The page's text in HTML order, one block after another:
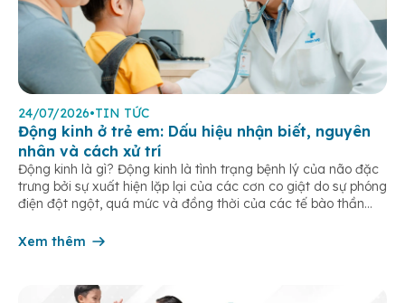
24/07/2026•TIN TỨC
Động kinh ở trẻ em: Dấu hiệu nhận biết, nguyên
nhân và cách xử trí
Động kinh là gì? Động kinh là tình trạng bệnh lý của não đặc
trưng bởi sự xuất hiện lặp lại của các cơn co giật do sự phóng
điện đột ngột, quá mức và đồng thời của các tế bào thần
Xem thêm